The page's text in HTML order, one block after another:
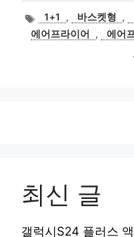
태
그
1+1 , 바스켓형 ,
에어프라이어
, 에어
최신 글
갤럭시S24 플러스